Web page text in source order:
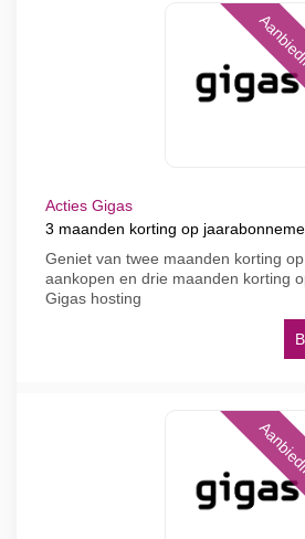
Acties Gigas
3 maanden korting op
Geniet van twee maanden korting
aankopen en drie maanden korting
Gigas hosting